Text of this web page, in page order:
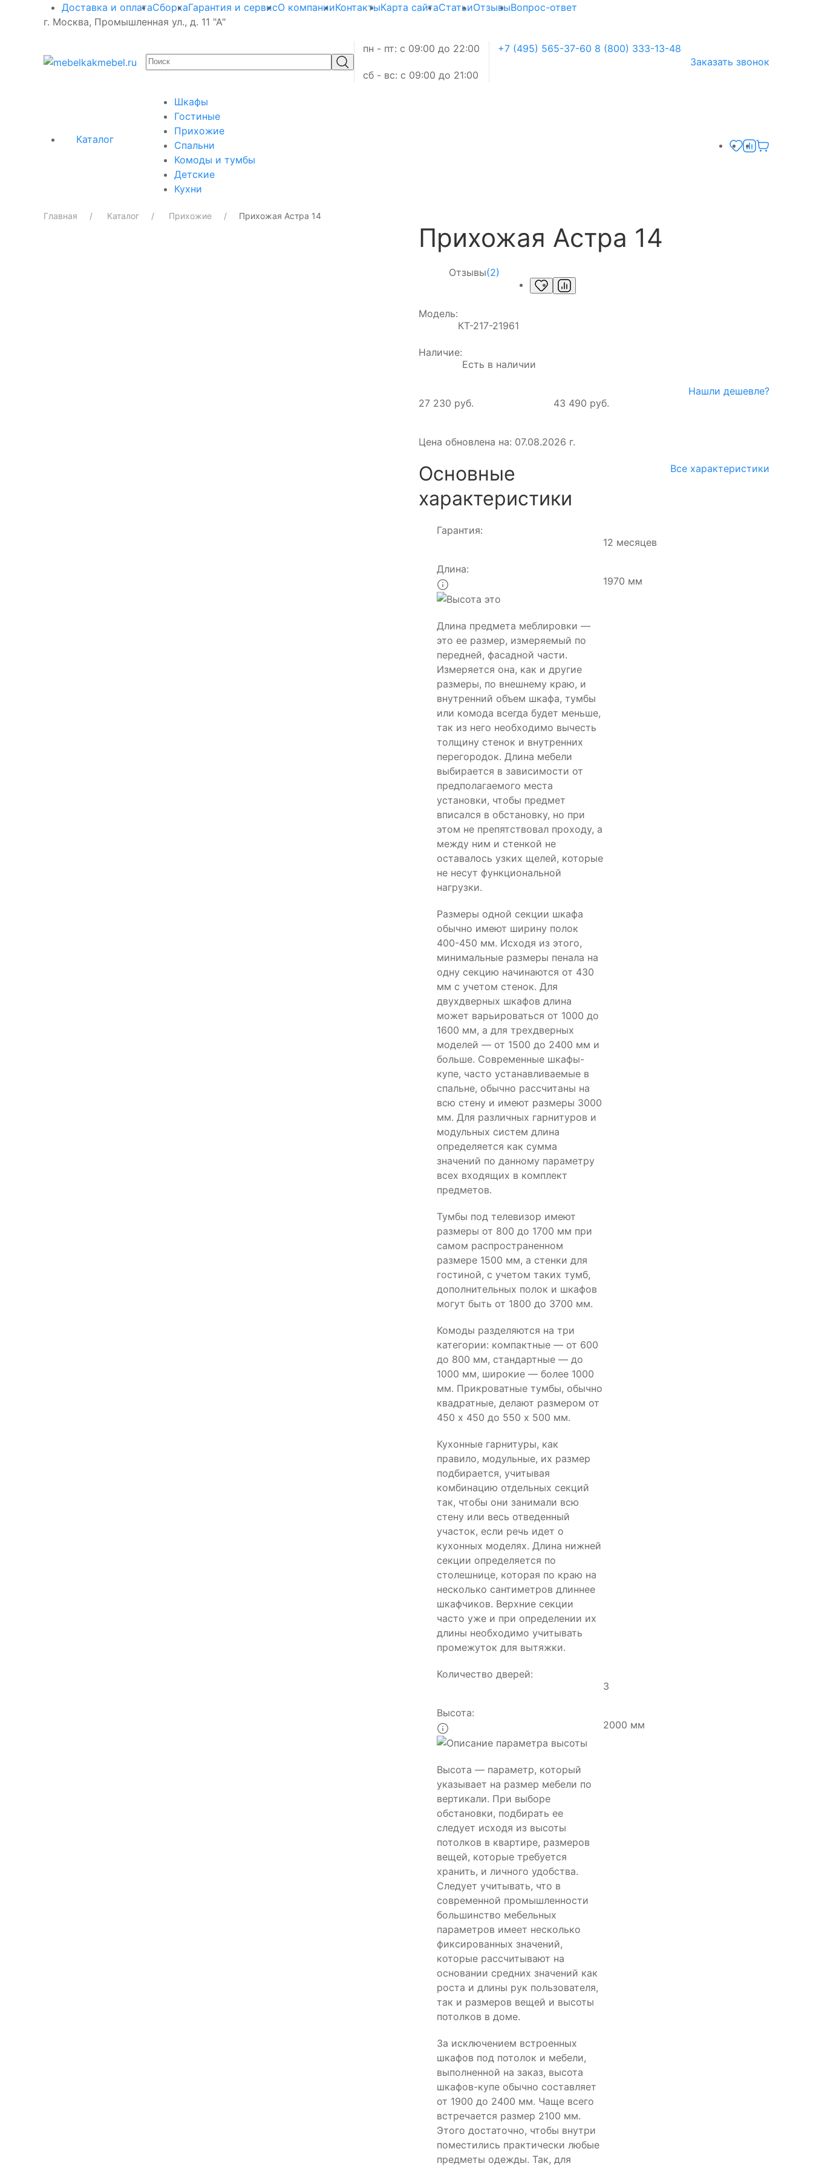
Доставка и оплатаСборкаГарантия и сервисО компанииКонтактыКарта сайтаСтатьиОтзывыВопрос-ответ
г. Москва, Промышленная ул., д. 11 "А"
пн - пт: с 09:00 до 22:00
сб - вс: с 09:00 до 21:00
+7 (495) 565-37-60 8 (800) 333-13-48
Заказать звонок
Каталог
Шкафы
Гостиные
Прихожие
Спальни
Комоды и тумбы
Детские
Кухни
Главная Каталог Прихожие Прихожая Астра 14
Прихожая Астра 14
Отзывы(2)
Модель:
КТ-217-21961
Наличие:
Есть в наличии
27 230 руб. 43 490 руб.
Нашли дешевле?
Цена обновлена на: 07.08.2026 г.
Основные
характеристики
Все характеристики
Гарантия:
12 месяцев
Длина:
Длина предмета меблировки —
это ее размер, измеряемый по
передней, фасадной части.
Измеряется она, как и другие
размеры, по внешнему краю, и
внутренний объем шкафа, тумбы
или комода всегда будет меньше,
так из него необходимо вычесть
толщину стенок и внутренних
перегородок. Длина мебели
выбирается в зависимости от
предполагаемого места
установки, чтобы предмет
вписался в обстановку, но при
этом не препятствовал проходу, а
между ним и стенкой не
оставалось узких щелей, которые
не несут функциональной
нагрузки.
Размеры одной секции шкафа
обычно имеют ширину полок
400-450 мм. Исходя из этого,
минимальные размеры пенала на
одну секцию начинаются от 430
мм с учетом стенок. Для
двухдверных шкафов длина
может варьироваться от 1000 до
1600 мм, а для трехдверных
моделей — от 1500 до 2400 мм и
больше. Современные шкафы-
купе, часто устанавливаемые в
спальне, обычно рассчитаны на
всю стену и имеют размеры 3000
мм. Для различных гарнитуров и
модульных систем длина
определяется как сумма
значений по данному параметру
всех входящих в комплект
предметов.
Тумбы под телевизор имеют
размеры от 800 до 1700 мм при
самом распространенном
размере 1500 мм, а стенки для
гостиной, с учетом таких тумб,
дополнительных полок и шкафов
могут быть от 1800 до 3700 мм.
Комоды разделяются на три
категории: компактные — от 600
до 800 мм, стандартные — до
1000 мм, широкие — более 1000
мм. Прикроватные тумбы, обычно
квадратные, делают размером от
450 х 450 до 550 х 500 мм.
Кухонные гарнитуры, как
правило, модульные, их размер
подбирается, учитывая
комбинацию отдельных секций
так, чтобы они занимали всю
стену или весь отведенный
участок, если речь идет о
кухонных моделях. Длина нижней
секции определяется по
столешнице, которая по краю на
несколько сантиметров длиннее
шкафчиков. Верхние секции
часто уже и при определении их
длины необходимо учитывать
промежуток для вытяжки.
1970 мм
Количество дверей:
3
Высота:
Высота — параметр, который
указывает на размер мебели по
вертикали. При выборе
обстановки, подбирать ее
следует исходя из высоты
потолков в квартире, размеров
вещей, которые требуется
хранить, и личного удобства.
Следует учитывать, что в
современной промышленности
большинство мебельных
параметров имеет несколько
фиксированных значений,
которые рассчитывают на
основании средних значений как
роста и длины рук пользователя,
так и размеров вещей и высоты
потолков в доме.
За исключением встроенных
шкафов под потолок и мебели,
выполненной на заказ, высота
шкафов-купе обычно составляет
от 1900 до 2400 мм. Чаще всего
встречается размер 2100 мм.
Этого достаточно, чтобы внутри
поместились практически любые
предметы одежды. Так, для
2000 мм